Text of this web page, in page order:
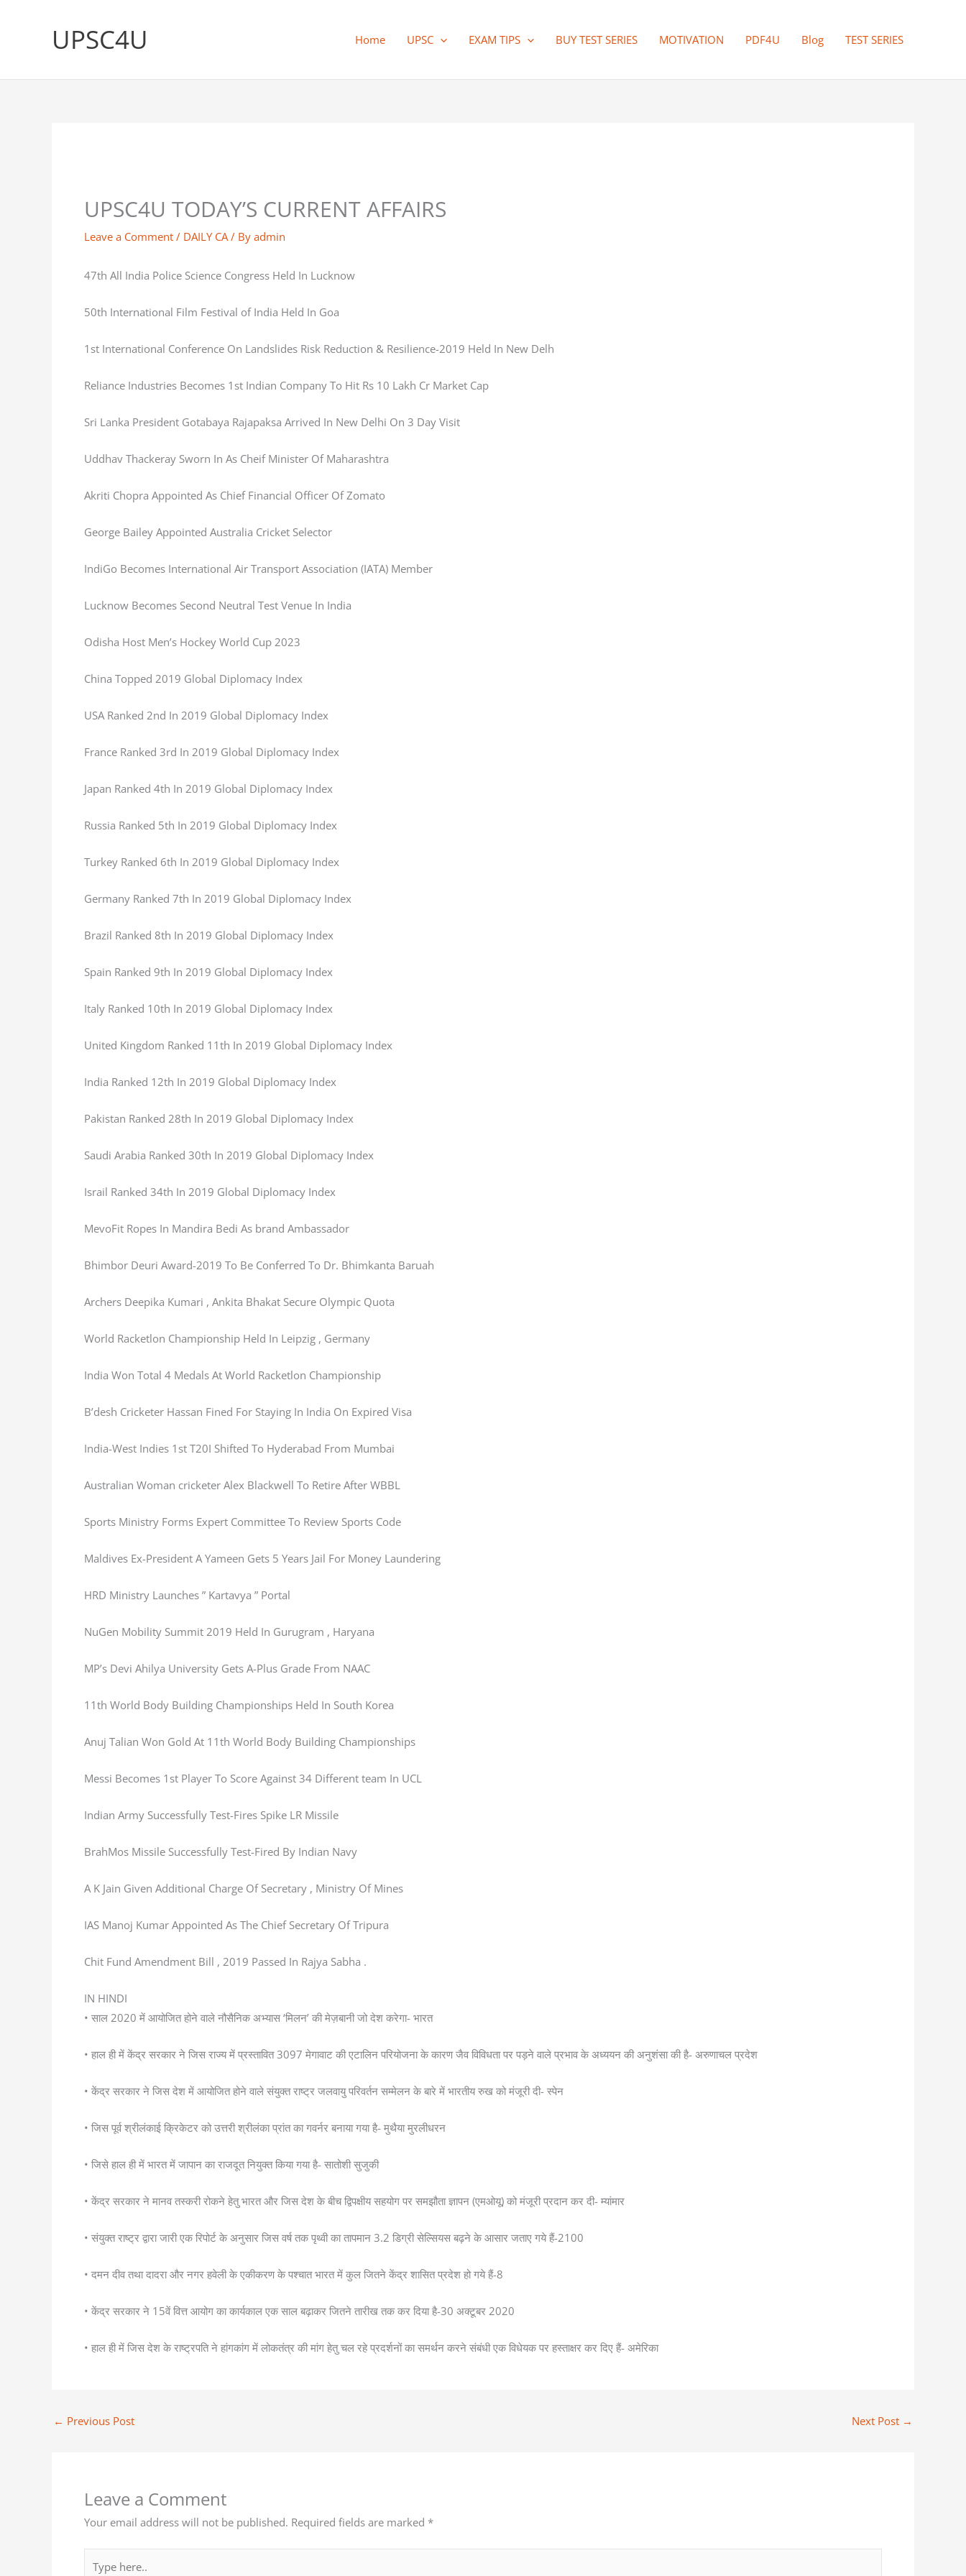
UPSC4U Home UPSC EXAM TIPS BUY TEST SERIES MOTIVATION PDF4U Blog TEST SERIES
UPSC4U TODAY’S CURRENT AFFAIRS
Leave a Comment / DAILY CA/ By admin
47th All India Police Science Congress Held In Lucknow
50th International Film Festival of India Held In Goa
1st International Conference On Landslides Risk Reduction & Resilience-2019 Held In New Delh
Reliance Industries Becomes 1st Indian Company To Hit Rs 10 Lakh Cr Market Cap
Sri Lanka President Gotabaya Rajapaksa Arrived In New Delhi On 3 Day Visit
Uddhav Thackeray Sworn In As Cheif Minister Of Maharashtra
Akriti Chopra Appointed As Chief Financial Officer Of Zomato
George Bailey Appointed Australia Cricket Selector
IndiGo Becomes International Air Transport Association (IATA) Member
Lucknow Becomes Second Neutral Test Venue In India
Odisha Host Men’s Hockey World Cup 2023
China Topped 2019 Global Diplomacy Index
USA Ranked 2nd In 2019 Global Diplomacy Index
France Ranked 3rd In 2019 Global Diplomacy Index
Japan Ranked 4th In 2019 Global Diplomacy Index
Russia Ranked 5th In 2019 Global Diplomacy Index
Turkey Ranked 6th In 2019 Global Diplomacy Index
Germany Ranked 7th In 2019 Global Diplomacy Index
Brazil Ranked 8th In 2019 Global Diplomacy Index
Spain Ranked 9th In 2019 Global Diplomacy Index
Italy Ranked 10th In 2019 Global Diplomacy Index
United Kingdom Ranked 11th In 2019 Global Diplomacy Index
India Ranked 12th In 2019 Global Diplomacy Index
Pakistan Ranked 28th In 2019 Global Diplomacy Index
Saudi Arabia Ranked 30th In 2019 Global Diplomacy Index
Israil Ranked 34th In 2019 Global Diplomacy Index
MevoFit Ropes In Mandira Bedi As brand Ambassador
Bhimbor Deuri Award-2019 To Be Conferred To Dr. Bhimkanta Baruah
Archers Deepika Kumari , Ankita Bhakat Secure Olympic Quota
World Racketlon Championship Held In Leipzig , Germany
India Won Total 4 Medals At World Racketlon Championship
B’desh Cricketer Hassan Fined For Staying In India On Expired Visa
India-West Indies 1st T20I Shifted To Hyderabad From Mumbai
Australian Woman cricketer Alex Blackwell To Retire After WBBL
Sports Ministry Forms Expert Committee To Review Sports Code
Maldives Ex-President A Yameen Gets 5 Years Jail For Money Laundering
HRD Ministry Launches ” Kartavya ” Portal
NuGen Mobility Summit 2019 Held In Gurugram , Haryana
MP’s Devi Ahilya University Gets A-Plus Grade From NAAC
11th World Body Building Championships Held In South Korea
Anuj Talian Won Gold At 11th World Body Building Championships
Messi Becomes 1st Player To Score Against 34 Different team In UCL
Indian Army Successfully Test-Fires Spike LR Missile
BrahMos Missile Successfully Test-Fired By Indian Navy
A K Jain Given Additional Charge Of Secretary , Ministry Of Mines
IAS Manoj Kumar Appointed As The Chief Secretary Of Tripura
Chit Fund Amendment Bill , 2019 Passed In Rajya Sabha .
IN HINDI
• साल 2020 में आयोजित होने वाले नौसैनिक अभ्यास ‘मिलन’ की मेज़बानी जो देश करेगा- भारत
• हाल ही में केंद्र सरकार ने जिस राज्य में प्रस्तावित 3097 मेगावाट की एटालिन परियोजना के कारण जैव विविधता पर पड़ने वाले प्रभाव के अध्ययन की अनुशंसा की है- अरुणाचल प्रदेश
• केंद्र सरकार ने जिस देश में आयोजित होने वाले संयुक्त राष्ट्र जलवायु परिवर्तन सम्मेलन के बारे में भारतीय रुख को मंजूरी दी- स्पेन
• जिस पूर्व श्रीलंकाई क्रिकेटर को उत्तरी श्रीलंका प्रांत का गवर्नर बनाया गया है- मुथैया मुरलीधरन
• जिसे हाल ही में भारत में जापान का राजदूत नियुक्त किया गया है- सातोशी सुजुकी
• केंद्र सरकार ने मानव तस्करी रोकने हेतु भारत और जिस देश के बीच द्विपक्षीय सहयोग पर समझौता ज्ञापन (एमओयू) को मंजूरी प्रदान कर दी- म्यांमार
• संयुक्त राष्ट्र द्वारा जारी एक रिपोर्ट के अनुसार जिस वर्ष तक पृथ्वी का तापमान 3.2 डिग्री सेल्सियस बढ़ने के आसार जताए गये हैं-2100
• दमन दीव तथा दादरा और नगर हवेली के एकीकरण के पश्चात भारत में कुल जितने केंद्र शासित प्रदेश हो गये हैं-8
• केंद्र सरकार ने 15वें वित्त आयोग का कार्यकाल एक साल बढ़ाकर जितने तारीख तक कर दिया है-30 अक्टूबर 2020
• हाल ही में जिस देश के राष्ट्रपति ने हांगकांग में लोकतंत्र की मांग हेतु चल रहे प्रदर्शनों का समर्थन करने संबंधी एक विधेयक पर हस्ताक्षर कर दिए हैं- अमेरिका
← Previous Post Next Post →
Leave a Comment
Your email address will not be published. Required fields are marked *